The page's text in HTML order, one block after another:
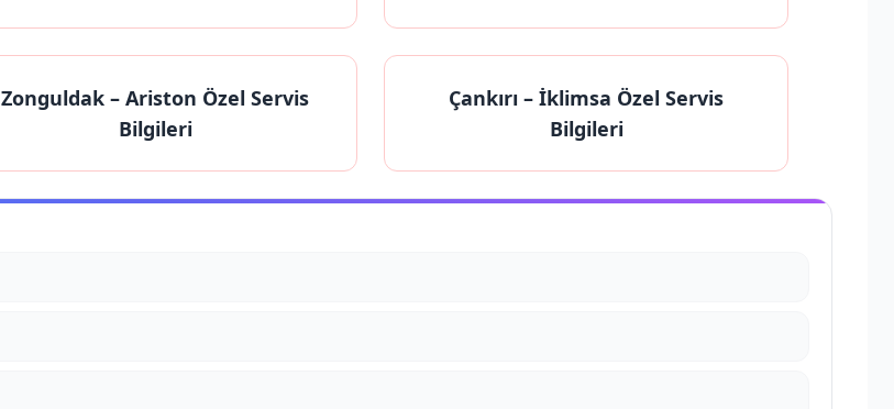
Zonguldak – Ariston Özel Servis
Bilgileri
Çankırı – İklimsa Özel Servis
Bilgileri